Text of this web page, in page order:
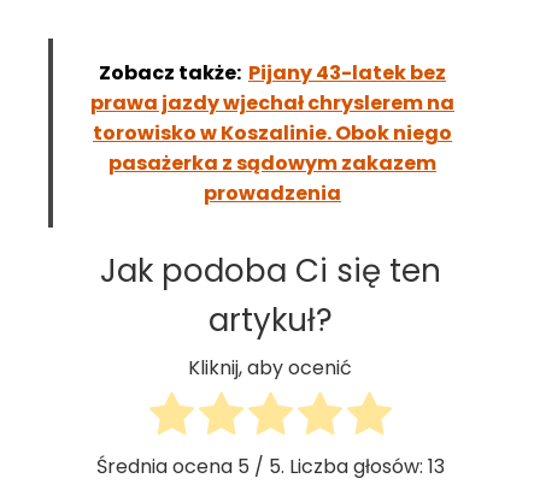
Zobacz także: Pijany 43-latek bez
prawa jazdy wjechał chryslerem na
torowisko w Koszalinie. Obok niego
pasażerka z sądowym zakazem
prowadzenia
Jak podoba Ci się ten
artykuł?
Kliknij, aby ocenić
Średnia ocena 5 / 5. Liczba głosów: 13